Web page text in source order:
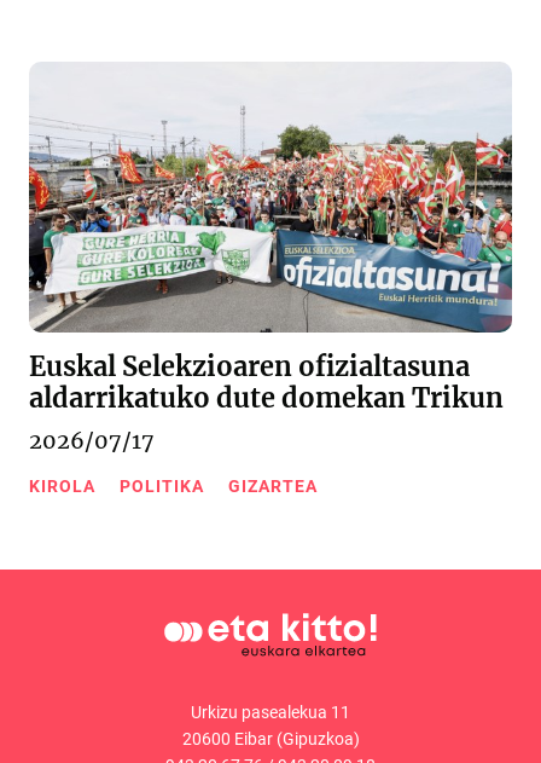
Euskal Selekzioaren ofizialtasuna
aldarrikatuko dute domekan Trikun
2026/07/17
KIROLA POLITIKA GIZARTEA
Urkizu pasealekua 11
20600 Eibar (Gipuzkoa)